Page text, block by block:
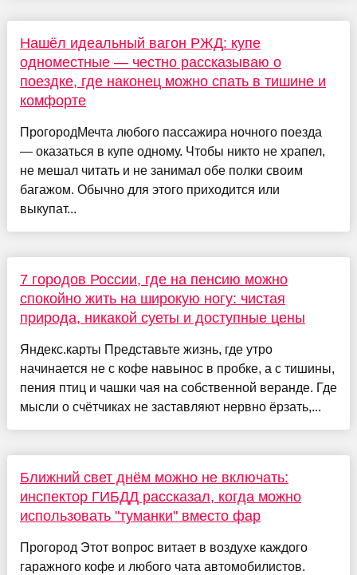
Нашёл идеальный вагон РЖД: купе
одноместные — честно рассказываю о
поездке, где наконец можно спать в тишине и
комфорте
ПрогородМечта любого пассажира ночного поезда
— оказаться в купе одному. Чтобы никто не храпел,
не мешал читать и не занимал обе полки своим
багажом. Обычно для этого приходится или
выкупат...
7 городов России, где на пенсию можно
спокойно жить на широкую ногу: чистая
природа, никакой суеты и доступные цены
Яндекс.карты Представьте жизнь, где утро
начинается не с кофе навынос в пробке, а с тишины,
пения птиц и чашки чая на собственной веранде. Где
мысли о счётчиках не заставляют нервно ёрзать,...
Ближний свет днём можно не включать:
инспектор ГИБДД рассказал, когда можно
использовать "туманки" вместо фар
Прогород Этот вопрос витает в воздухе каждого
гаражного кофе и любого чата автомобилистов.